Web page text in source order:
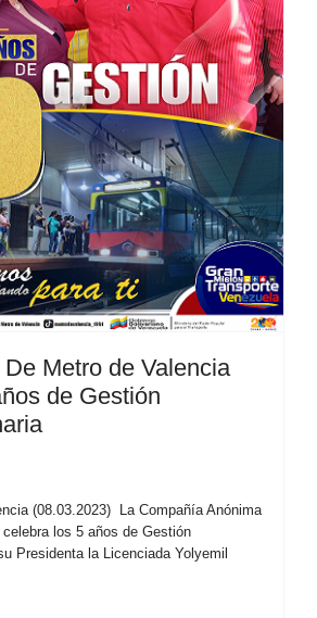
Metro de Valencia
de Gestión
(08.03.2023) La Compañía Anónima
celebra los 5 años de Gestión
Presidenta la Licenciada Yolyemil